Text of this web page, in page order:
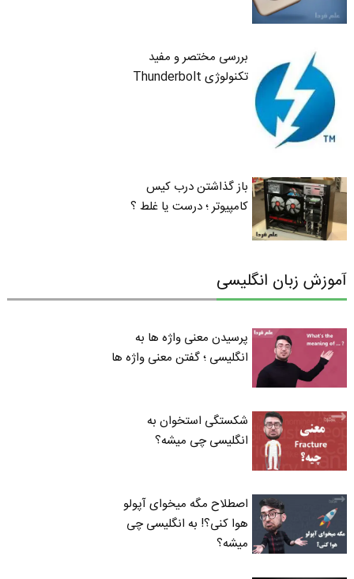
بررسی مختصر و مفید
تکنولوژی Thunderbolt
باز گذاشتن درب کیس
کامپیوتر ؛ درست یا غلط ؟
آموزش زبان انگلیسی
پرسیدن معنی واژه ها به
انگلیسی ؛ گفتن معنی واژه ها
شکستگی استخوان به
انگلیسی چی میشه؟
اصطلاح مگه میخوای آپولو
هوا کنی؟! به انگلیسی چی
میشه؟